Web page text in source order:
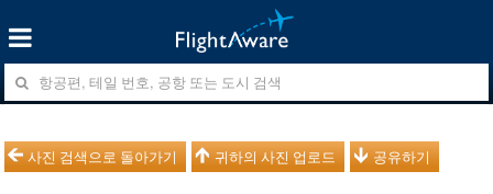
사진 검색으로 돌아가기 귀하의 사진 업로드 공유하기